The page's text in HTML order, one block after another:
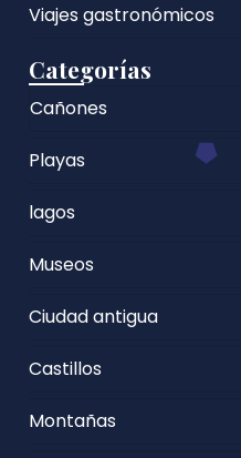
Viajes gastronómicos
Categorías
Cañones
Playas
lagos
Museos
Ciudad antigua
Castillos
Montañas